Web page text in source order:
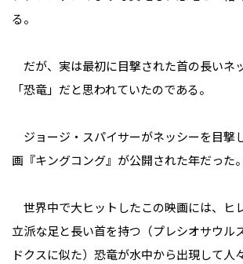
る。
だが、実は最初に目撃された首の長いネ
「恐竜」だと思われていたのである。
ジョージ・スパイサーがネッシーを目撃
画『キングコング』が公開された年だった。
世界中で大ヒットしたこの映画には、ヒ
立派な足と長い首を持つ（プレシオサウル
ドクスに似た）恐竜が水中から出現して人